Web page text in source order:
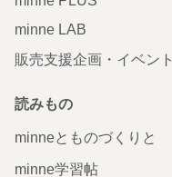
minne LAB
販売支援企画・イベント
読みもの
minneとものづくりと
minne学習帖